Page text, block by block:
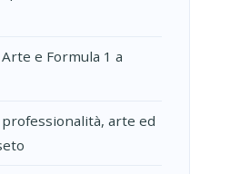
e Formula 1 a
arte ed